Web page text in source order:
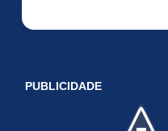
PUBLICIDADE